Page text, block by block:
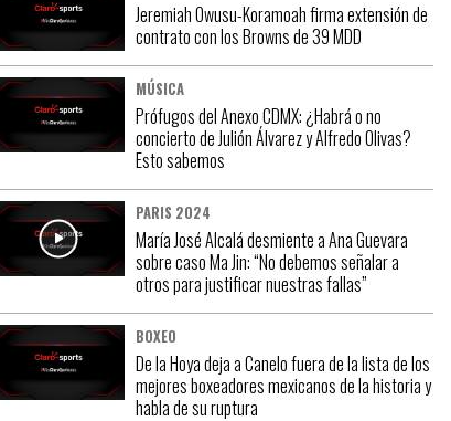
Jeremiah Owusu-Koramoah firma extensión de
contrato con los Browns de 39 MDD
MÚSICA
Prófugos del Anexo CDMX: ¿Habrá o no
concierto de Julión Álvarez y Alfredo Olivas?
Esto sabemos
PARIS 2024
María José Alcalá desmiente a Ana Guevara
sobre caso Ma Jin: “No debemos señalar a
otros para justificar nuestras fallas”
BOXEO
De la Hoya deja a Canelo fuera de la lista de los
mejores boxeadores mexicanos de la historia y
habla de su ruptura